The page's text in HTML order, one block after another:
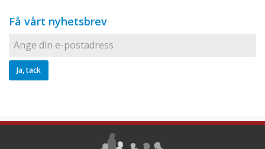
Få vårt nyhetsbrev